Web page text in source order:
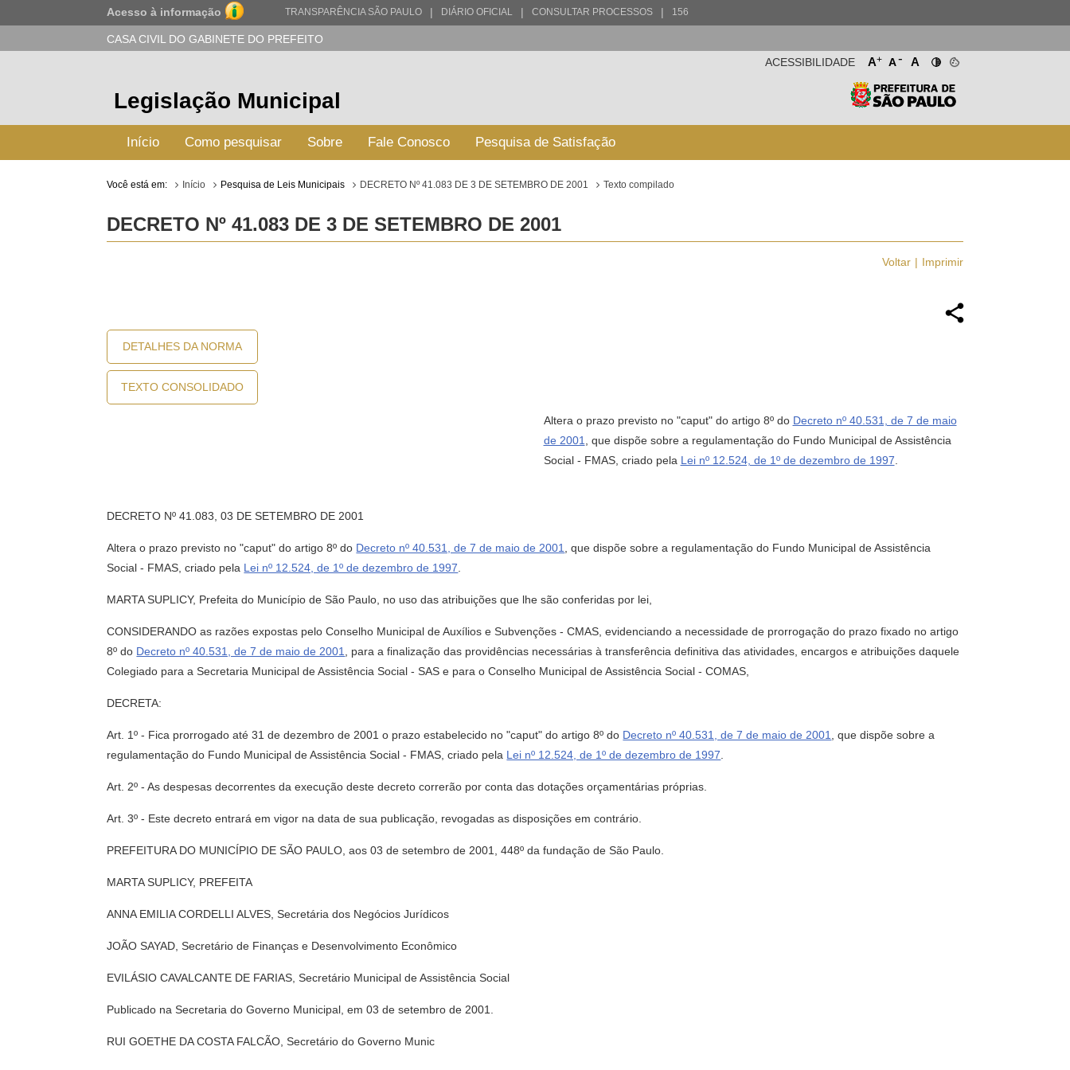
Acesso à informação TRANSPARÊNCIA SÃO PAULO | DIÁRIO OFICIAL | CONSULTAR PROCESSOS | 156
CASA CIVIL DO GABINETE DO PREFEITO
A+ A- A
ACESSIBILIDADE
Legislação Municipal
Início Como pesquisar Sobre Fale Conosco Pesquisa de Satisfação
Você está em: Início Pesquisa de Leis Municipais DECRETO Nº 41.083 DE 3 DE SETEMBRO DE 2001 Texto compilado
DECRETO Nº 41.083 DE 3 DE SETEMBRO DE 2001
Voltar Imprimir
DETALHES DA NORMA
TEXTO CONSOLIDADO
Altera o prazo previsto no "caput" do artigo 8º do Decreto nº 40.531, de 7 de maio
de 2001
, que dispõe sobre a regulamentação do Fundo Municipal de Assistência
Social - FMAS, criado pela Lei nº 12.524, de 1º de dezembro de 1997
DECRETO Nº 41.083, 03 DE SETEMBRO DE 2001
Altera o prazo previsto no "caput" do artigo 8º do Decreto nº 40.531, de 7 de maio de 2001
, que dispõe sobre a regulamentação do Fundo Municipal de Assistência
Social - FMAS, criado pela Lei nº 12.524, de 1º de dezembro de 1997
MARTA SUPLICY, Prefeita do Município de São Paulo, no uso das atribuições que lhe são conferidas por lei,
CONSIDERANDO as razões expostas pelo Conselho Municipal de Auxílios e Subvenções - CMAS, evidenciando a necessidade de prorrogação do prazo fixado no artigo
8º do Decreto nº 40.531, de 7 de maio de 2001
, para a finalização das providências necessárias à transferência definitiva das atividades, encargos e atribuições daquele
Colegiado para a Secretaria Municipal de Assistência Social - SAS e para o Conselho Municipal de Assistência Social - COMAS,
DECRETA:
Art. 1º - Fica prorrogado até 31 de dezembro de 2001 o prazo estabelecido no "caput" do artigo 8º do Decreto nº 40.531, de 7 de maio de 2001
, que dispõe sobre a
regulamentação do Fundo Municipal de Assistência Social - FMAS, criado pela Lei nº 12.524, de 1º de dezembro de 1997
Art. 2º - As despesas decorrentes da execução deste decreto correrão por conta das dotações orçamentárias próprias.
Art. 3º - Este decreto entrará em vigor na data de sua publicação, revogadas as disposições em contrário.
PREFEITURA DO MUNICÍPIO DE SÃO PAULO, aos 03 de setembro de 2001, 448º da fundação de São Paulo.
MARTA SUPLICY, PREFEITA
ANNA EMILIA CORDELLI ALVES, Secretária dos Negócios Jurídicos
JOÃO SAYAD, Secretário de Finanças e Desenvolvimento Econômico
EVILÁSIO CAVALCANTE DE FARIAS, Secretário Municipal de Assistência Social
Publicado na Secretaria do Governo Municipal, em 03 de setembro de 2001.
RUI GOETHE DA COSTA FALCÃO, Secretário do Governo Munic